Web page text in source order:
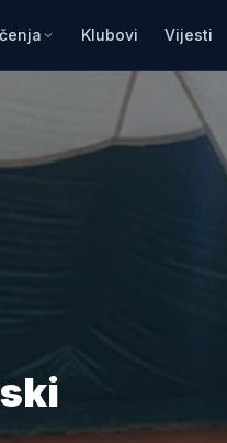
Klubovi Vijesti